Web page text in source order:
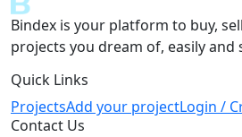
Bindex is your platform to buy,
projects you dream of, easily and
Quick Links
ProjectsAdd your projectLogin /
Contact Us